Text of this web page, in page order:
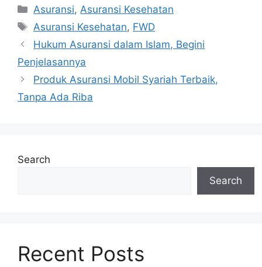
Categories
Asuransi, Asuransi Kesehatan
Tags
Asuransi Kesehatan, FWD
Post
navigation
Hukum Asuransi dalam Islam, Begini
Penjelasannya
Produk Asuransi Mobil Syariah Terbaik,
Tanpa Ada Riba
Search
Search
Recent Posts